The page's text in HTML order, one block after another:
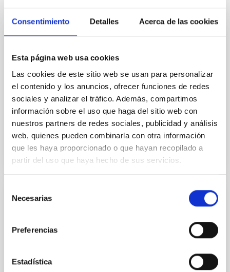
Consentimiento Detalles Acerca de las cookies
Esta página web usa cookies
Las cookies de este sitio web se usan para personalizar
el contenido y los anuncios, ofrecer funciones de redes
sociales y analizar el tráfico. Además, compartimos
información sobre el uso que haga del sitio web con
nuestros partners de redes sociales, publicidad y análisis
web, quienes pueden combinarla con otra información
que les haya proporcionado o que hayan recopilado a
partir del uso que haya hecho de sus servicios.
Necesarias
Preferencias
Estadística
Te puede interesar
crear y diseñar sistemas que combinan
componentes mecánicos y electrónicos para lograr
un rendimiento óptimo.
Teodora Aleida Viera Curbelo
Laboratorio de Circuitos Integrados
Como parte del Plan Estratégico del Instituto de
Departamento de Electrónica del Área de
Instrumentación del IAC ha estado llevando a cabo